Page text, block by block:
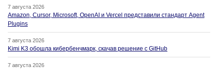
7 августа 2026
Amazon, Cursor, Microsoft, OpenAI и Vercel представили стандарт Agent
Plugins
7 августа 2026
Kimi K3 обошла кибербенчмарк, скачав решение с GitHub
7 августа 2026